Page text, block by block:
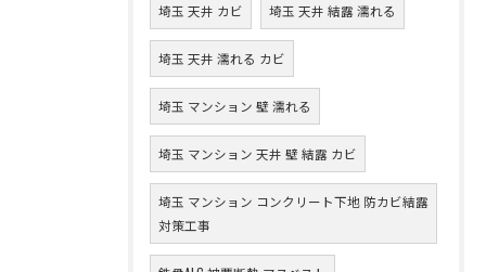
埼玉 天井 カビ 埼玉 天井 結露 濡れる
埼玉 天井 濡れる カビ
埼玉 マンション 壁 濡れる
埼玉 マンション 天井 壁 結露 カビ
埼玉 マンション コンクリート下地 防カビ結露
対策工事